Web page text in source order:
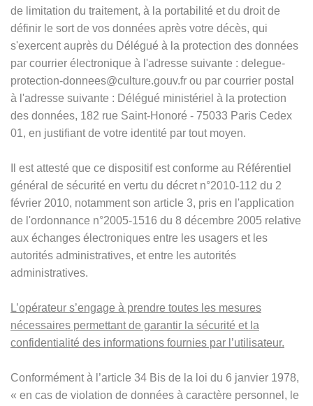
de limitation du traitement, à la portabilité et du droit de
définir le sort de vos données après votre décès, qui
s'exercent auprès du Délégué à la protection des données
par courrier électronique à l'adresse suivante : delegue-
protection-donnees@culture.gouv.fr ou par courrier postal
à l'adresse suivante : Délégué ministériel à la protection
des données, 182 rue Saint-Honoré - 75033 Paris Cedex
01, en justifiant de votre identité par tout moyen.
Il est attesté que ce dispositif est conforme au Référentiel
général de sécurité en vertu du décret n°2010-112 du 2
février 2010, notamment son article 3, pris en l'application
de l'ordonnance n°2005-1516 du 8 décembre 2005 relative
aux échanges électroniques entre les usagers et les
autorités administratives, et entre les autorités
administratives.
L’opérateur s’engage à prendre toutes les mesures
nécessaires permettant de garantir la sécurité et la
confidentialité des informations fournies par l’utilisateur.
Conformément à l’article 34 Bis de la loi du 6 janvier 1978,
« en cas de violation de données à caractère personnel, le